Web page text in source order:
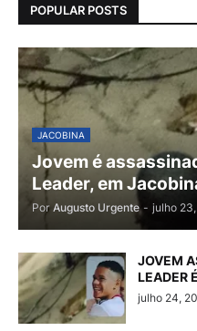
POPULAR POSTS
JACOBINA
Jovem é
Leader, em
Por Augusto Urgente - julho
JOVEM
LEADER
julho 24,